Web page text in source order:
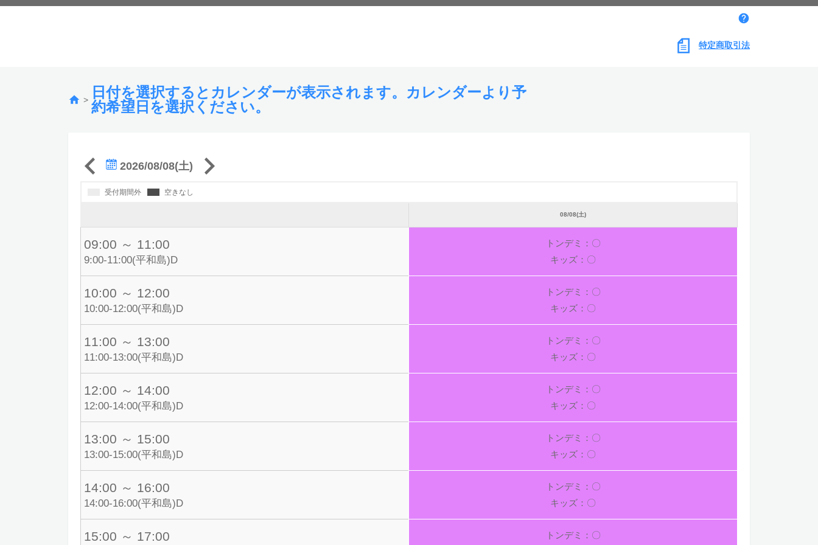
特定商取引法
>
日付を選択するとカレンダーが表示されます。カレンダーより予
約希望日を選択ください。
2026/08/08(土)
受付期間外 空きなし
08/08(土)
09:00 ～ 11:00
9:00-11:00(平和島)D
トンデミ：〇
キッズ：〇
10:00 ～ 12:00
10:00-12:00(平和島)D
トンデミ：〇
キッズ：〇
11:00 ～ 13:00
11:00-13:00(平和島)D
トンデミ：〇
キッズ：〇
12:00 ～ 14:00
12:00-14:00(平和島)D
トンデミ：〇
キッズ：〇
13:00 ～ 15:00
13:00-15:00(平和島)D
トンデミ：〇
キッズ：〇
14:00 ～ 16:00
14:00-16:00(平和島)D
トンデミ：〇
キッズ：〇
15:00 ～ 17:00 トンデミ：〇